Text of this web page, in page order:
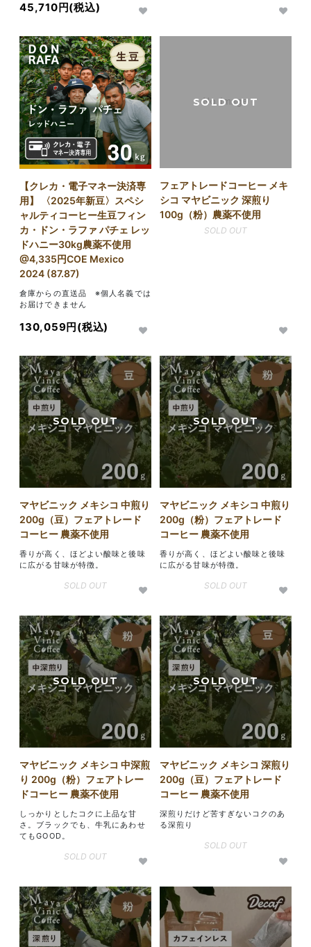
45,710円(税込)
【クレカ・電子マネー決済専
用】 〈2025年新豆〉スペシ
ャルティコーヒー生豆フィン
カ・ドン・ラファ パチェ レッ
ドハニー30kg農薬不使用
@4,335円COE Mexico
2024 (87.87)
倉庫からの直送品 ※個人名義では
お届けできません
130,059円(税込)
フェアトレードコーヒー メキ
シコ マヤビニック 深煎り
100g（粉）農薬不使用
SOLD OUT
マヤビニック メキシコ 中煎り
200g（豆）フェアトレード
コーヒー 農薬不使用
香りが高く、ほどよい酸味と後味
に広がる甘味が特徴。
SOLD OUT
マヤビニック メキシコ 中煎り
200g（粉）フェアトレード
コーヒー 農薬不使用
香りが高く、ほどよい酸味と後味
に広がる甘味が特徴。
SOLD OUT
マヤビニック メキシコ 中深煎
り 200g（粉）フェアトレー
ドコーヒー 農薬不使用
しっかりとしたコクに上品な甘
さ。ブラックでも、牛乳にあわせ
てもGOOD。
SOLD OUT
マヤビニック メキシコ 深煎り
200g（豆）フェアトレード
コーヒー 農薬不使用
深煎りだけど苦すぎないコクのあ
る深煎り
SOLD OUT